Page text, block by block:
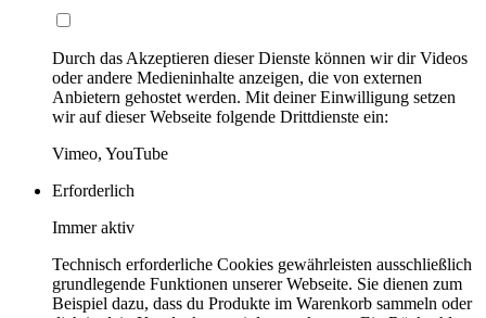
Durch das Akzeptieren dieser Dienste können wir dir Videos
oder andere Medieninhalte anzeigen, die von externen
Anbietern gehostet werden. Mit deiner Einwilligung setzen
wir auf dieser Webseite folgende Drittdienste ein:
Vimeo, YouTube
Erforderlich
Immer aktiv
Technisch erforderliche Cookies gewährleisten ausschließlich
grundlegende Funktionen unserer Webseite. Sie dienen zum
Beispiel dazu, dass du Produkte im Warenkorb sammeln oder